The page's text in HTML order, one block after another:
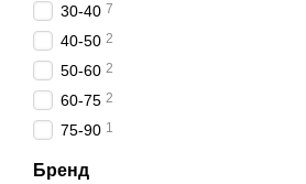
30-40 7
40-50 2
50-60 2
60-75 2
75-90 1
Бренд